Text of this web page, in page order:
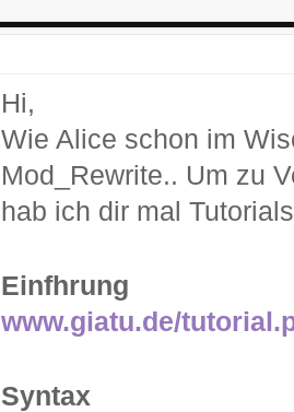
Hi,
Wie Alice schon im
Mod_Rewrite.. Um zu
hab ich dir mal
Einfhrung
www.giatu.de/
Syntax